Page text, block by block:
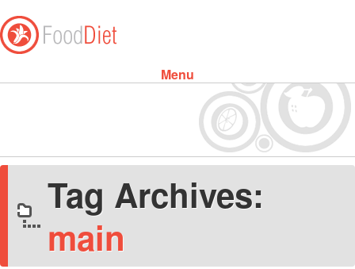
Menu
Skip to content
Tag Archives:
main